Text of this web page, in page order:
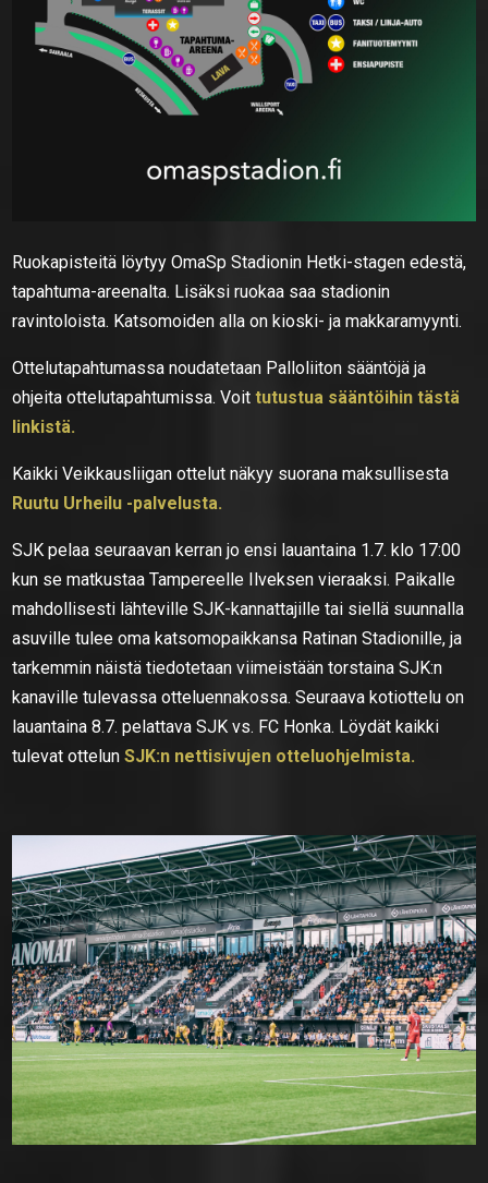
Ruokapisteitä löytyy OmaSp Stadionin Hetki-stagen edestä,
tapahtuma-areenalta. Lisäksi ruokaa saa stadionin
ravintoloista. Katsomoiden alla on kioski- ja makkaramyynti.
Ottelutapahtumassa noudatetaan Palloliiton sääntöjä ja
ohjeita ottelutapahtumissa. Voittutustua sääntöihin tästä
linkistä.
Kaikki Veikkausliigan ottelut näkyy suorana maksullisesta
Ruutu Urheilu -palvelusta.
SJK pelaa seuraavan kerran jo ensi lauantaina 1.7. klo 17:00
kun se matkustaa Tampereelle Ilveksen vieraaksi. Paikalle
mahdollisesti lähteville SJK-kannattajille tai siellä suunnalla
asuville tulee oma katsomopaikkansa Ratinan Stadionille, ja
tarkemmin näistä tiedotetaan viimeistään torstaina SJK:n
kanaville tulevassa otteluennakossa. Seuraava kotiottelu on
lauantaina 8.7. pelattava SJK vs. FC Honka. Löydät kaikki
tulevat ottelunSJK:n nettisivujen otteluohjelmista.